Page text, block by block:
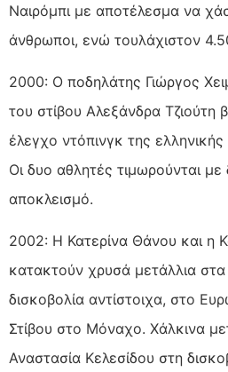
Ναιρόμπι με αποτέλεσμα να
άνθρωποι, ενώ τουλάχιστον
2000: Ο ποδηλάτης Γιώργος
του στίβου Αλεξάνδρα Τζιούτη
έλεγχο ντόπινγκ της
Οι δυο αθλητές τιμωρούνται με
αποκλεισμό.
2002: Η Κατερίνα Θάνου και η
κατακτούν χρυσά μετάλλια
δισκοβολία αντίστοιχα, στο
Στίβου στο Μόναχο. Χάλκινα
Αναστασία Κελεσίδου στη